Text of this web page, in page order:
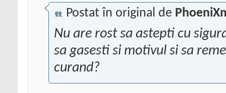
Postat în original de
Nu are rost sa astepti cu
sa gasesti si motivul si sa
curand?